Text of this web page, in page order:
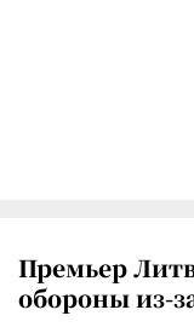
Премьер
обороны из-